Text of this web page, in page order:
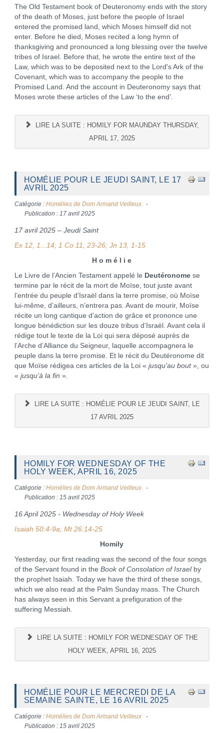
The Old Testament book of Deuteronomy ends with the story
of the death of Moses, just before the people of Israel
entered the promised land, which Moses himself did not
enter. Before he died, Moses recited a long hymn of
thanksgiving and pronounced a long blessing over the twelve
tribes of Israel. Before that, he wrote the entire text of the
Law, which was to be deposited next to the Lord's Ark of the
Covenant, which was to accompany the people to the
Promised Land. And the account in Deuteronomy says that
Moses wrote these articles of the Law ‘to the end’.
LIRE LA SUITE : HOMILY FOR MAUNDAY THURSDAY,
APRIL 17, 2025
HOMÉLIE POUR LE JEUDI SAINT, LE 17
AVRIL 2025
Catégorie : Homélies de Dom Armand Veilleux
Publication : 17 avril 2025
17 avril 2025 – Jeudi Saint
Ex 12, 1...14; 1 Co 11, 23-26; Jn 13, 1-15
H o m é l i e
Le Livre de l’Ancien Testament appelé le Deutéronomese
termine par le récit de la mort de Moïse, tout juste avant
l’entrée du peuple d’Israël dans la terre promise, où Moïse
lui-même, d’ailleurs, n’entrera pas. Avant de mourir, Moïse
récite un long cantique d’action de grâce et prononce une
longue bénédiction sur les douze tribus d’Israël. Avant cela il
rédige tout le texte de la Loi qui sera déposé auprès de
l’Arche d’Alliance du Seigneur, laquelle accompagnera le
peuple dans la terre promise. Et le récit du Deutéronome dit
que Moïse rédigea ces articles de la Loi « jusqu’au bout», ou
« jusqu’à la fin ».
LIRE LA SUITE : HOMÉLIE POUR LE JEUDI SAINT, LE
17 AVRIL 2025
HOMILY FOR WEDNESDAY OF THE
HOLY WEEK, APRIL 16, 2025
Catégorie : Homélies de Dom Armand Veilleux
Publication : 15 avril 2025
16 April 2025 - Wednesday of Holy Week
Isaiah 50:4-9a; Mt 26:14-25
Homily
Yesterday, our first reading was the second of the four songs
of the Servant found in the Book of Consolation of Israel by
the prophet Isaiah. Today we have the third of these songs,
which we also read at the Palm Sunday mass. The Church
has always seen in this Servant a prefiguration of the
suffering Messiah.
LIRE LA SUITE : HOMILY FOR WEDNESDAY OF THE
HOLY WEEK, APRIL 16, 2025
HOMÉLIE POUR LE MERCREDI DE LA
SEMAINE SAINTE, LE 16 AVRIL 2025
Catégorie : Homélies de Dom Armand Veilleux
Publication : 15 avril 2025